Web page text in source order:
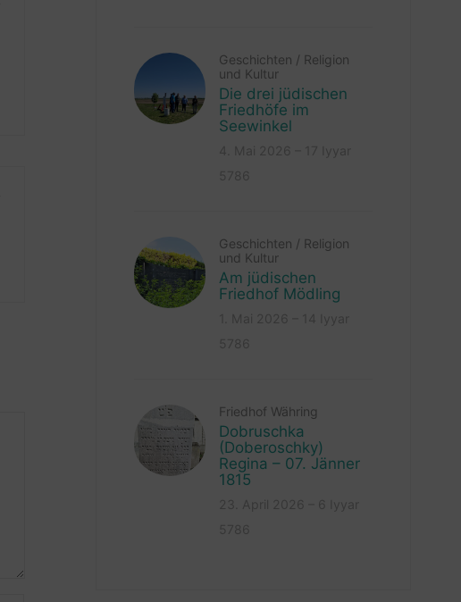
Geschichten / Religion
und Kultur
Die drei jüdischen
Friedhöfe im
Seewinkel
Geschichten / Religion
und Kultur
Am jüdischen
Friedhof Mödling
Friedhof Währing
Dobruschka
(Doberoschky)
Regina – 07. Jänner
1815